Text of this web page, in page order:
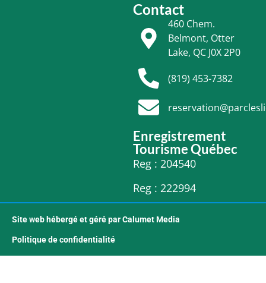
Contact
460 Chem.
Belmont, Otter
Lake, QC J0X 2P0
(819) 453-7382
Enregistrement
Tourisme Québec
Reg : 204540
Reg : 222994
Site web hébergé et géré par Calumet Media
Politique de confidentialité